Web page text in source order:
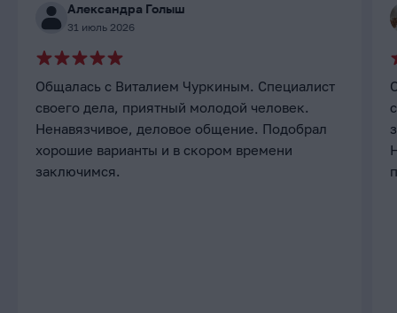
Александра Голыш
31 июль 2026
Общалась с Виталием Чуркиным. Специалист
своего дела, приятный молодой человек.
Ненавязчивое, деловое общение. Подобрал
хорошие варианты и в скором времени
заключимся.